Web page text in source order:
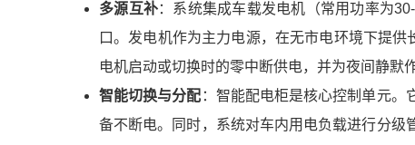
多源互补：系统集成车载发电机（常用功率为
口。发电机作为主力电源，在无市电环境下提
电机启动或切换时的零中断供电，并为夜间静默
智能切换与分配 ：智能配电柜是核心控制单元。
备不断电。同时，系统对车内用电负载进行分